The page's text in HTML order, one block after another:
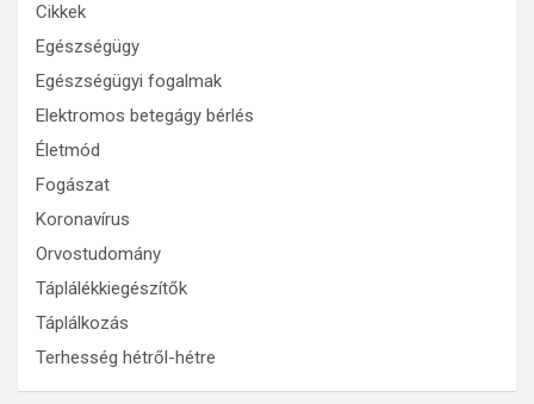
Cikkek
Egészségügy
Egészségügyi fogalmak
Elektromos betegágy bérlés
Életmód
Fogászat
Koronavírus
Orvostudomány
Táplálékkiegészítők
Táplálkozás
Terhesség hétről-hétre